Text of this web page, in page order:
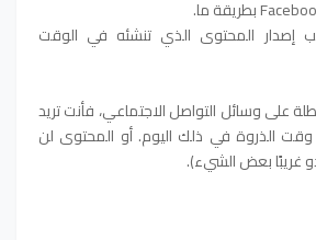
إصدار المحتوى الذي تنشئه في الوقت
على وسائل التواصل الاجتماعي، فأنت تريد
وقت الذروة في ذلك اليوم. أو المحتوى لن
بعض الشيء).